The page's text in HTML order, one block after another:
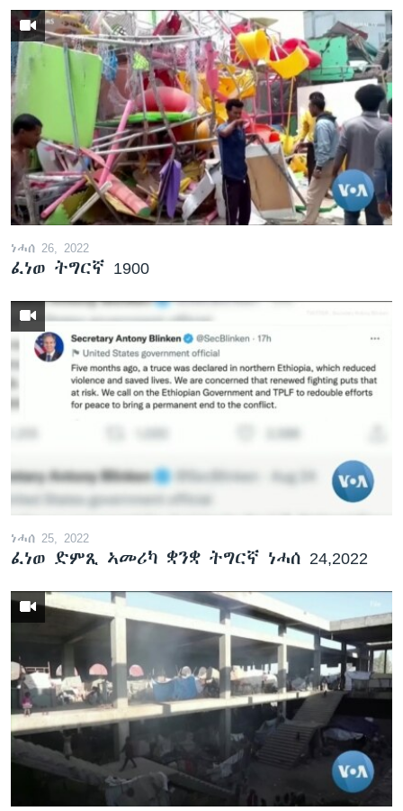
ነሓሰ 26, 2022
ፈነወ ትግርኛ 1900
ነሓሰ 25, 2022
ፈነወ ድምጺ ኣመሪካ ቋንቋ ትግርኛ ነሓሰ 24,2022